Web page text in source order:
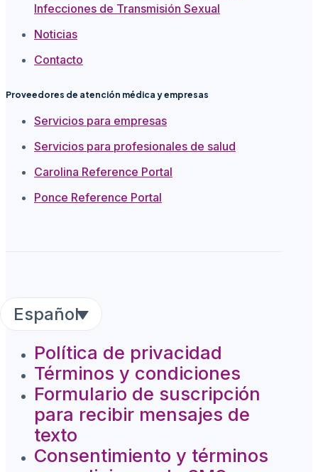
Infecciones de Transmisión Sexual
Noticias
Contacto
Proveedores de atención médica y empresas
Servicios para empresas
Servicios para profesionales de salud
Carolina Reference Portal
Ponce Reference Portal
Español
Política de privacidad
Términos y condiciones
Formulario de suscripción
para recibir mensajes de
texto
Consentimiento y términos